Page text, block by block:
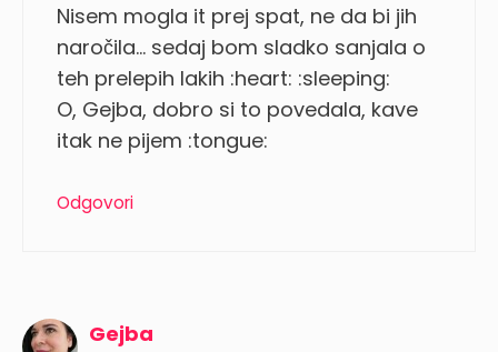
Nisem mogla it prej spat, ne da bi jih
naročila… sedaj bom sladko sanjala o
teh prelepih lakih :heart: :sleeping:
O, Gejba, dobro si to povedala, kave
itak ne pijem :tongue:
Odgovori
Gejba